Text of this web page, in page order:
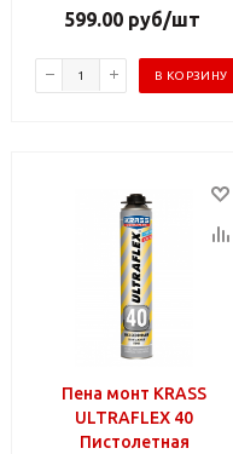
599.00руб/шт
В КОРЗИНУ
Пена монт KRASS
ULTRAFLEX 40
Пистолетная